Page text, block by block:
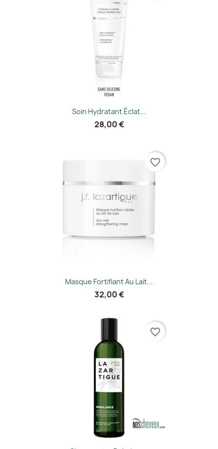
Soin Hydratant Éclat...
28,00 €
Masque Fortifiant Au Lait...
32,00 €
favorite_border
favorite_border